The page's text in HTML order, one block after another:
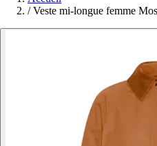
/ Veste mi-longue femme